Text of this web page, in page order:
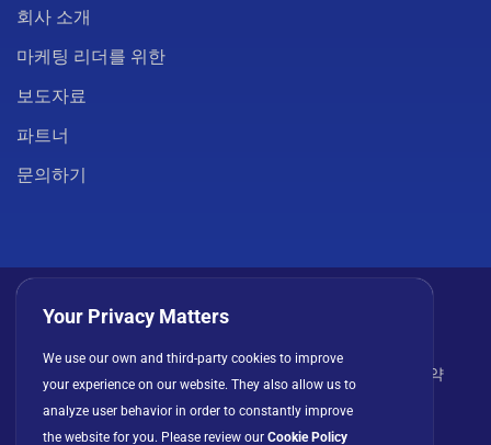
회사 소개
마케팅 리더를 위한
보도자료
파트너
문의하기
라이선스 계약
Your Privacy Matters
We use our own and third-party cookies to improve
your experience on our website. They also allow us to
analyze user behavior in order to constantly improve
the website for you. Please review our Cookie Policy